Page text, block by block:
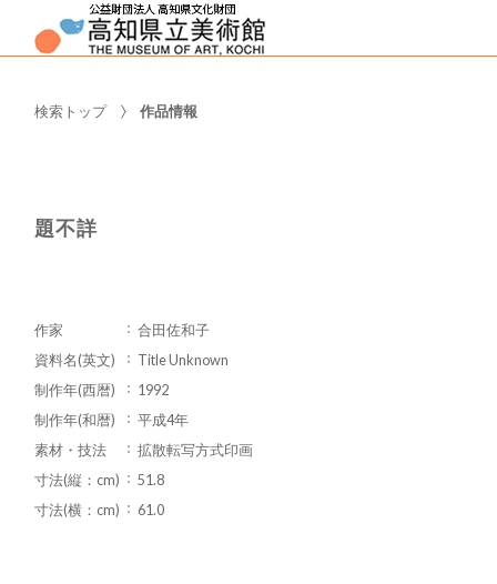
検索トップ 作品情報
題不詳
作家
合田佐和子
資料名(英文)
Title Unknown
制作年(西暦)
1992
制作年(和暦)
平成4年
素材・技法
拡散転写方式印画
寸法(縦：cm)
51.8
寸法(横：cm)
61.0